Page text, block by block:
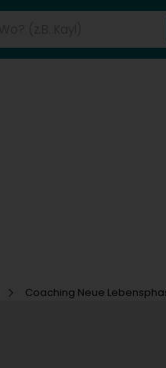
Coaching Neue